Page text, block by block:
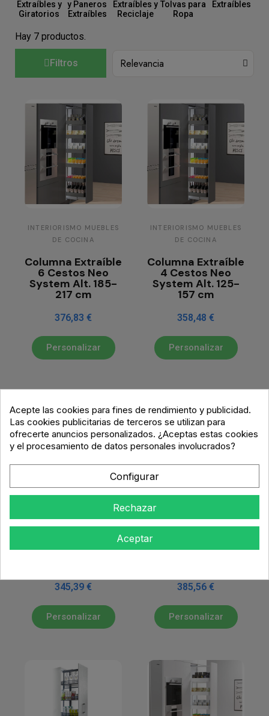
Extraíbles y
Giratorios
y Paneros
Extraíbles
Extraíbles y
Reciclaje
Tolvas para
Ropa
Extraíbles
Hay 7 productos.
Filtros
INTERIORISMO MUEBLES
DE COCINA
Columna Extraíble
6 Cestos Neo
System Alt. 185-
217 cm
376,83 €
Personalizar
INTERIORISMO MUEBLES
DE COCINA
Columna Extraíble
4 Cestos Neo
System Alt. 125-
157 cm
358,48 €
Personalizar
INTERIORISMO MUEBLES
DE COCINA
Columna Extraíble
4 Cestos Deluxe
345,39 €
Personalizar
INTERIORISMO MUEBLES
DE COCINA
Columna Extraíble
5 Cestos Deluxe
385,56 €
Personalizar
Acepte las cookies para fines de rendimiento y publicidad.
Las cookies publicitarias de terceros se utilizan para
ofrecerte anuncios personalizados. ¿Aceptas estas cookies
y el procesamiento de datos personales involucrados?
Configurar
Rechazar
Aceptar